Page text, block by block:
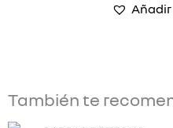
También te